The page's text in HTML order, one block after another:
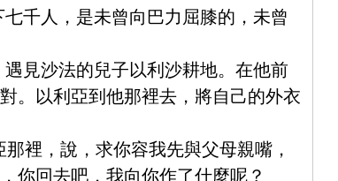
千人，是未曾向巴力屈膝的，未曾
見沙法的兒子以利沙耕地。在他前
。以利亞到他那裡去，將自己的外衣
裡，說，求你容我先與父母親嘴，
你回去吧，我向你作了什麼呢？